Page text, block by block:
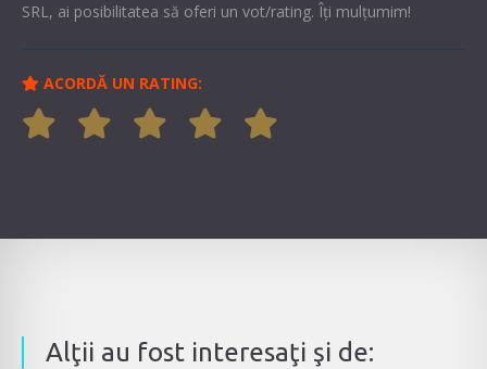
SRL, ai posibilitatea să oferi un vot/rating. Îți mulțumim!
ACORDĂ UN RATING:
Alţii au fost interesaţi şi de: